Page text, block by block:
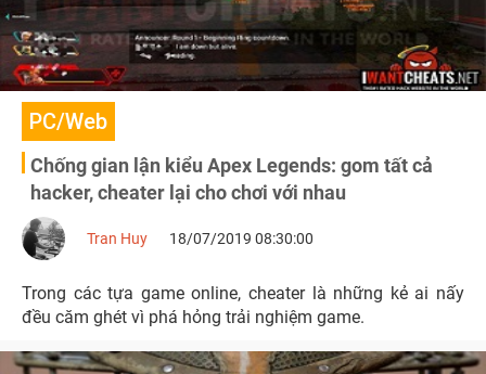
PC/Web
Chống gian lận kiểu Apex Legends: gom tất cả
hacker, cheater lại cho chơi với nhau
Tran Huy 18/07/2019 08:30:00
Trong các tựa game online, cheater là những kẻ ai nấy
đều căm ghét vì phá hỏng trải nghiệm game.